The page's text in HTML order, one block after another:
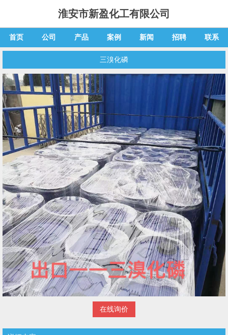
淮安市新盈化工有限公司
首页 公司 产品 案例 新闻 招聘 联系
三溴化磷
在线询价